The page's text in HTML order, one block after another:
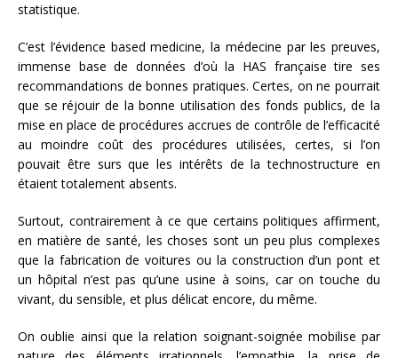
statistique.
C’est l’évidence based medicine, la médecine par les preuves,
immense base de données d’où la HAS française tire ses
recommandations de bonnes pratiques. Certes, on ne pourrait
que se réjouir de la bonne utilisation des fonds publics, de la
mise en place de procédures accrues de contrôle de l’efficacité
au moindre coût des procédures utilisées, certes, si l’on
pouvait être surs que les intérêts de la technostructure en
étaient totalement absents.
Surtout, contrairement à ce que certains politiques affirment,
en matière de santé, les choses sont un peu plus complexes
que la fabrication de voitures ou la construction d’un pont et
un hôpital n’est pas qu’une usine à soins, car on touche du
vivant, du sensible, et plus délicat encore, du même.
On oublie ainsi que la relation soignant-soignée mobilise par